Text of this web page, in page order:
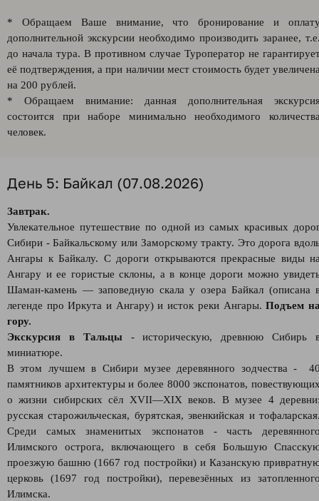
* Обращаем Ваше внимание, что бронирование и
дополнительной экскурсии необходимо производить заранее,
до начала тура. В противном случае Туроператор не
её подтверждения, а при наличии мест стоимость будет
на 200 рублей.
* Обращаем внимание: данная дополнительная
состоится при наборе минимально необходимого
человек.
День 5: Байкал (07.08.2026)
Завтрак.
Увлекательное путешествие по одной из самых красивых
Сибири - Байкальскому или Заморскому тракту. Это дорога
Ангары к Байкалу. С дороги открываются прекрасные виды
Ангару и ее гористые склоны, а в конце дороги можно
Шаман-камень — заповедную скала у озера Байкал (описана
легенде про Иркута и Ангару) и исток реки Ангары.Подъем
гору.
Экскурсия в Тальцы- историческую, древнюю Сибирь
миниатюре.
В этом лучшем в Сибири музее деревянного зодчества -
памятников архитектуры и более 8000 экспонатов,
о жизни сибирских сёл XVII—XIX веков. В музее 4
русская старожильческая, бурятская, эвенкийская и
Среди самых знаменитых экспонатов - часть
Илимского острога, включающего в себя Большую
проезжую башню (1667 год постройки) и Казанскую
церковь (1697 год постройки), перевезённых из
Илимска.